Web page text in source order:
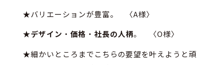
★バリエーションが豊富。 〈A様〉
★デザイン ・ 価格 ・ 社長の人柄。 〈O様〉
★細かいところまでこちらの要望を叶えようと頑